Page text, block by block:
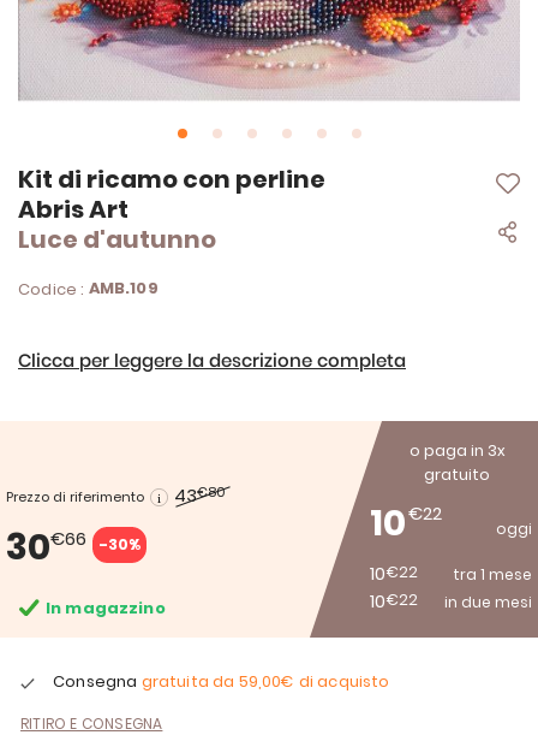
Kit di ricamo con perline
Abris Art
Luce d'autunno
Codice : AMB.109
Clicca per leggere la descrizione completa
Prezzo di riferimento 43€80
30€66 -30%
o paga in 3x
gratuito
10€22
oggi
10€22 tra 1 mese
10€22 in due mesi
In magazzino
Consegna gratuita da 59,00€ di acquisto
RITIRO E CONSEGNA
Vai
all'inizio
della
galleria
immagini